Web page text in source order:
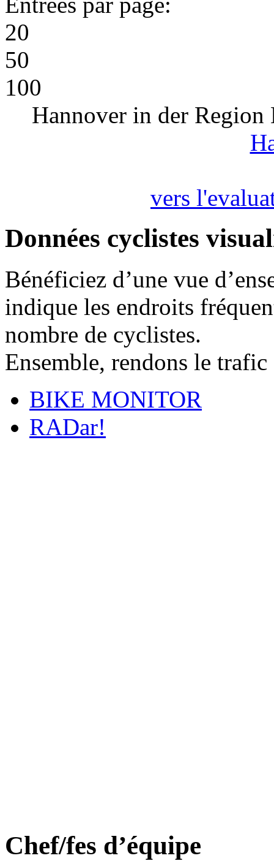
20
50
100
Hannover in der
vers
Données cyclistes
Bénéficiez d’une vue
indique les endroits
nombre de cyclistes.
Ensemble, rendons le
BIKE MONITOR
RADar!
Chef/fes d’équipe